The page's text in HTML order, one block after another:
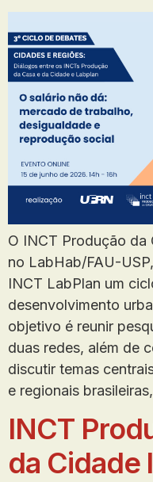
O INCT Produção da
no LabHab/FAU-
INCT LabPlan um
desenvolvimento
objetivo é reunir
duas redes, além de
discutir temas
e regionais
INCT
da Cidade